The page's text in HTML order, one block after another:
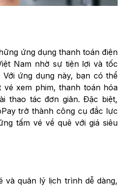
ứng dụng thanh toán điện
Nam nhờ sự tiện lợi và tốc
ứng dụng này, bạn có thể
xem phim, thanh toán hóa
thao tác đơn giản. Đặc biệt,
trở thành công cụ đắc lực
tấm vé về quê với giá siêu
và quản lý lịch trình dễ dàng,